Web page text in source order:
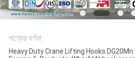
পণ্যের বর্ণনা
Heavy Duty Crane Lifting Hooks